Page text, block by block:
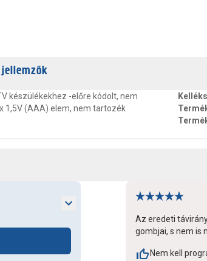
készülékekhez -előre kódolt, nem
1,5V (AAA) elem, nem tartozék
Az eredeti
gombjai, s nem is
Nem kell